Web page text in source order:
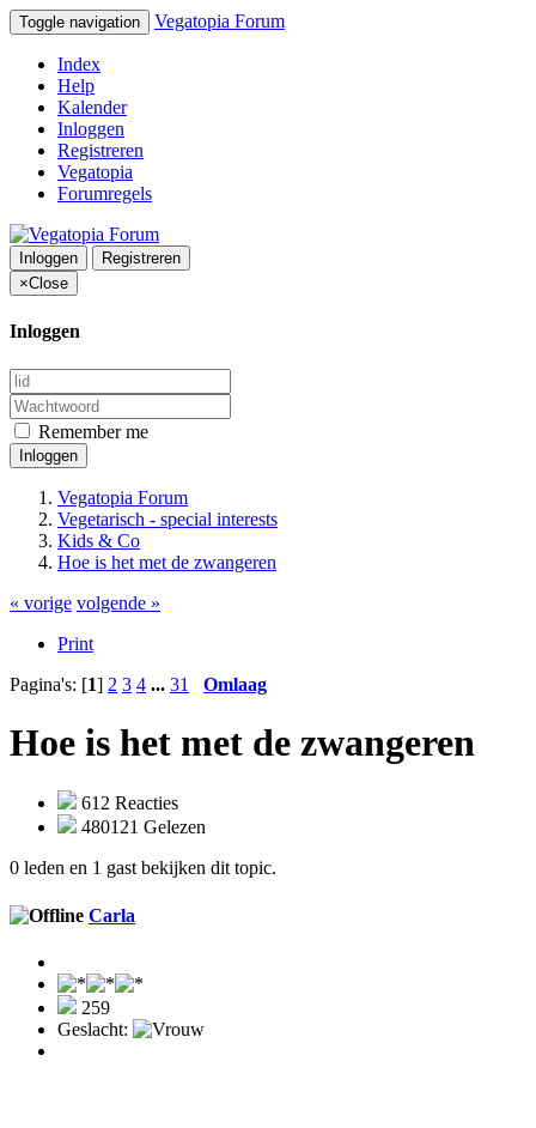
Toggle navigation Vegatopia Forum
Index
Help
Kalender
Inloggen
Registreren
Vegatopia
Forumregels
Inloggen
Registreren
×Close
Inloggen
Remember me
Inloggen
Vegatopia Forum
Vegetarisch - special interests
Kids & Co
Hoe is het met de zwangeren
« vorige volgende »
Print
Pagina's: [1] 2 3 4 ... 31 Omlaag
Hoe is het met de zwangeren
612 Reacties
480121 Gelezen
0 leden en 1 gast bekijken dit topic.
Carla
259
Geslacht: